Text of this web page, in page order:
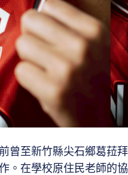
曾至新竹縣尖石鄉葛菈
。在學校原住民老師的